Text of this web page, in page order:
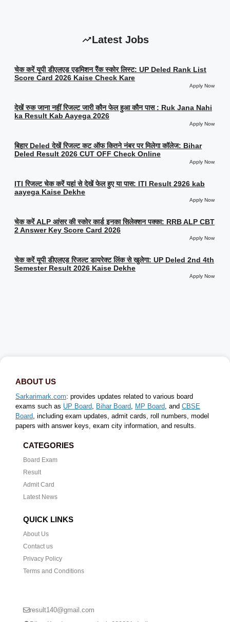
Latest Jobs
चेक करें यूपी डीएलएड एडमिशन रैंक स्कोर लिस्ट: UP Deled Rank List
Score Card 2026 Kaise Check Kare
Apply Now
देखें रुक जाना नहीं रिजल्ट जारी कौन फेल हुआ कौन पास : Ruk Jana Nahi
ka Result Kab Aayega 2026
Apply Now
बिहार Deled देखें रिजल्ट कट ऑफ कितने नंबर पर मिलेगा कॉलेज: Bihar
Deled Result 2026 CUT OFF Check Online
Apply Now
ITI रिजल्ट चेक करें यहां से देखें फेल हुए या पास: ITI Result 2926 kab
aayega Kaise Dekhe
Apply Now
चेक करें ALP आंसर की स्कोर कार्ड इनका सिलेक्शन पक्का: RRB ALP CBT
2 Answer Key Score Card 2026
Apply Now
चेक करें यूपी डीएलएड रिजल्ट डायरेक्ट लिंक से खुलेगा: UP Deled 2nd 4th
Semester Result 2026 Kaise Dekhe
Apply Now
ABOUT US
Sarkarimark.com: provides updates related to various board
exams such as UP Board, Bihar Board, MP Board, and CBSE
Board, including exam updates, admit cards, roll numbers, model
papers with answer keys, exam city information, and results.
CATEGORIES
Board Exam
Result
Admit Card
Latest News
QUICK LINKS
About Us
Contact us
Privacy Policy
Terms and Conditions
result140@gmail.com